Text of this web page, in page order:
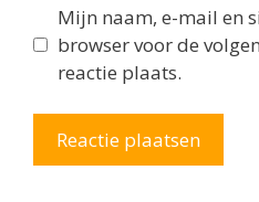
Mijn naam, e-mail en
browser voor de
reactie plaats.